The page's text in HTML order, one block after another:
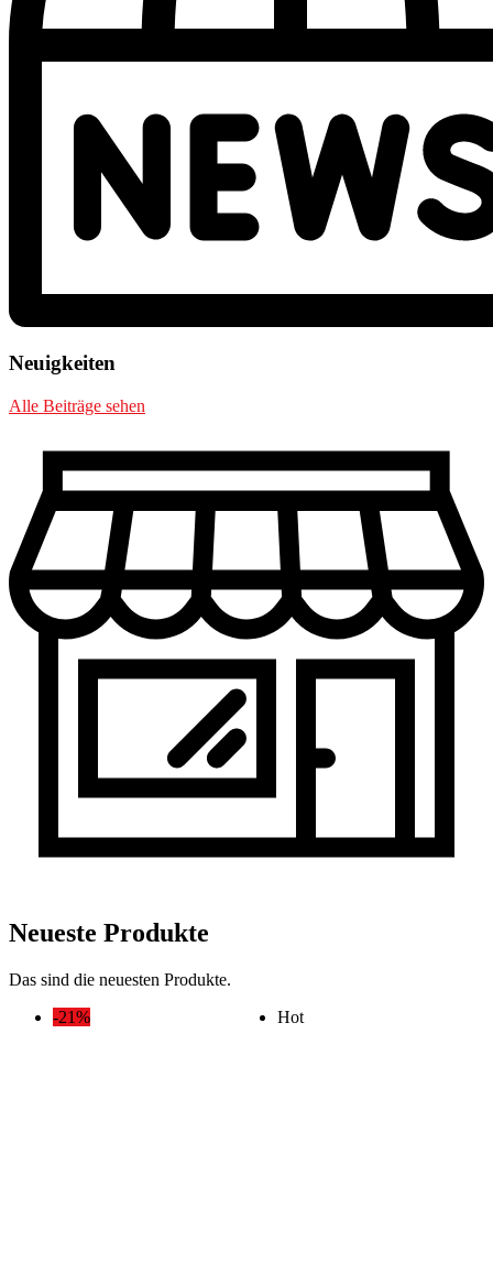
Neuigkeiten
Alle Beiträge sehen
Neueste Produkte
Das sind die neuesten Produkte.
-21%
Hot